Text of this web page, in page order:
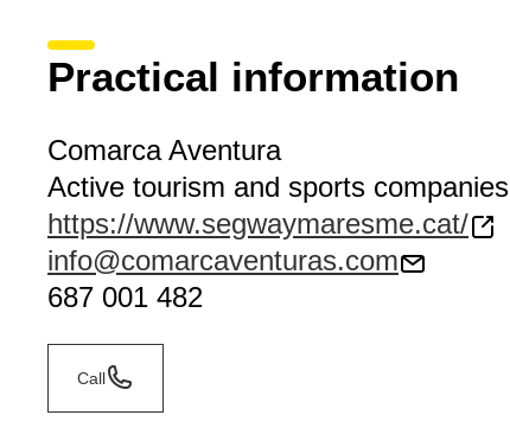
Practical information
Comarca Aventura
Active tourism and sports companies
https://www.segwaymaresme.cat/
info@comarcaventuras.com
687 001 482
Call